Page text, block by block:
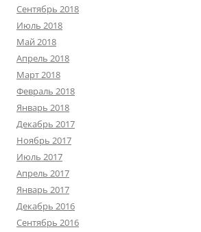
Сентябрь 2018
Июль 2018
Май 2018
Апрель 2018
Март 2018
Февраль 2018
Январь 2018
Декабрь 2017
Ноябрь 2017
Июль 2017
Апрель 2017
Январь 2017
Декабрь 2016
Сентябрь 2016